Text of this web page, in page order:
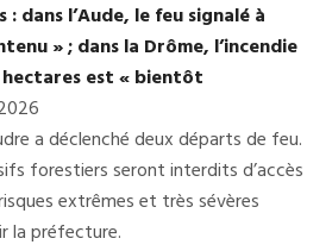
: dans l’Aude, le feu signalé à
» ; dans la Drôme, l’incendie
est « bientôt
a déclenché deux départs de feu.
forestiers seront interdits d’accès
extrêmes et très sévères
la préfecture.